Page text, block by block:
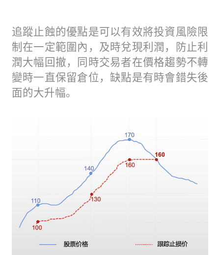
追蹤止蝕的優點是可以有效將投資風險限
制在一定範圍內，及時兌現利潤，防止利
潤大幅回撤，同時交易者在價格趨勢不轉
變時一直保留倉位，缺點是有時會錯失後
面的大升幅。